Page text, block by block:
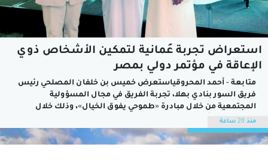
استعراض تجربة عُمانية لتمكين الأشخاص ذوي
الإعاقة في مؤتمر دولي بمصر
متابعة - أحمد المحروقياستعرض خميس بن خلفان المصلحي رئيس
فريق السور بنادي بهلا، تجربة الفريق في مجال المسؤولية
المجتمعية من خلال مبادرة «طموحي يفوق الخيال»، وذلك خلال
مشاركته في أعمال المؤتمر الأول لدعم التعليم والتدريب والرعاية
للأشخاص ذوي الإعاقة في نسخته الثانية، والذي أقيم في جمهورية
مصر العربية ويختتم فعالياته...
منذ 20 ساعة